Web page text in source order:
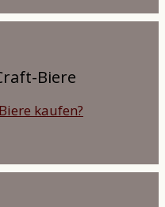
Biere
kaufen?